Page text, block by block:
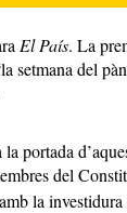
El País. La
setmana del
la portada
del
amb la investidura